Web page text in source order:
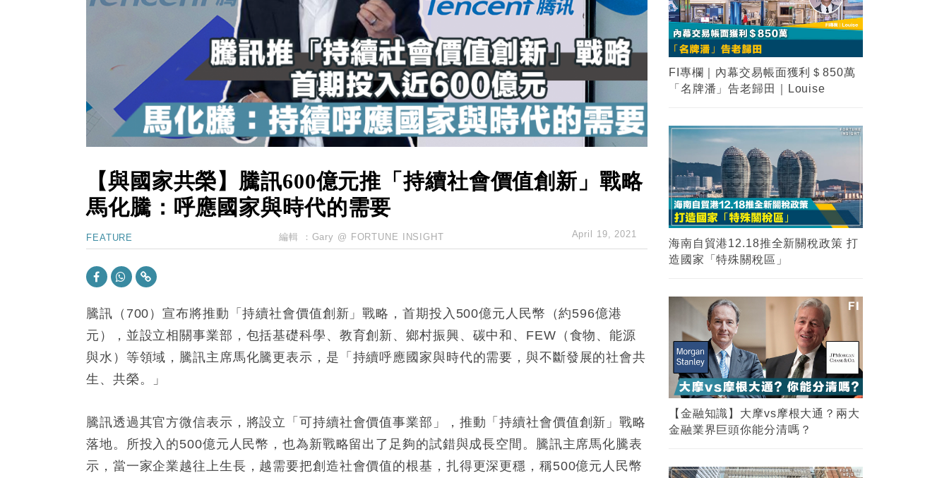
15:11 財經｜韓股反覆波動收跌 連挫7周創逾3年最長跌勢
財經｜內地7月美元計價出口增近24%勝預期 貿易順差達1125億美元
財經｜日本春季三度入市撐日圓 4月單日斥6.28萬億日圓干預創新高
11:12 國際｜特朗普料美伊戰事快結束 承認部分彈藥庫存緊張
財經｜SA售股自救後再出手 斥4億美元押注未上市公司
【與國家共榮】騰訊600億元推「持續社會價值創新」戰略
馬化騰：呼應國家與時代的需要
FEATURE 編輯 ： Gary @ FORTUNE INSIGHT April 19, 2021
騰訊（700）宣布將推動「持續社會價值創新」戰略，首期投入500億元人民幣（約596億港
元），並設立相關事業部，包括基礎科學、教育創新、鄉村振興、碳中和、FEW（食物、能源
與水）等領域，騰訊主席馬化騰更表示，是「持續呼應國家與時代的需要，與不斷發展的社會共
生、共榮。」
騰訊透過其官方微信表示，將設立「可持續社會價值事業部」，推動「持續社會價值創新」戰略
落地。所投入的500億元人民幣，也為新戰略留出了足夠的試錯與成長空間。騰訊主席馬化騰表
示，當一家企業越往上生長，越需要把創造社會價值的根基，扎得更深更穩，稱500億元人民幣
2
海南自貿港12.18推全新關稅政策 打
造國家「特殊關稅區」
3
【金融知識】大摩vs摩根大通？兩大
FI專欄｜紐約時報實地風水考察 業務
谷底反彈 見連茹格的剋應｜命理師少
山
5
FI專欄｜香港失去了一個吋嘴敢言的
富豪｜Louise